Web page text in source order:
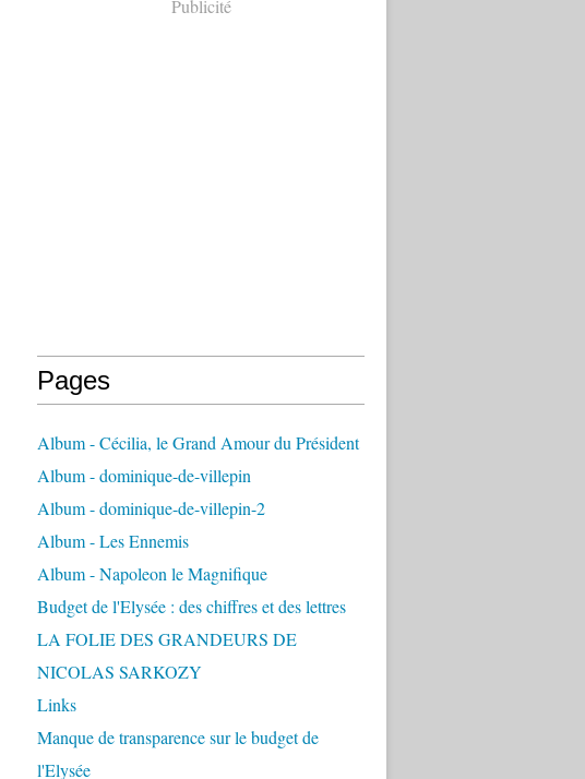
Publicité
Pages
Album - Cécilia, le Grand Amour du Président
Album - dominique-de-villepin
Album - dominique-de-villepin-2
Album - Les Ennemis
Album - Napoleon le Magnifique
Budget de l'Elysée : des chiffres et des lettres
LA FOLIE DES GRANDEURS DE
NICOLAS SARKOZY
Links
Manque de transparence sur le budget de
l'Elysée